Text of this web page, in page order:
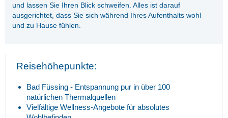
und lassen Sie Ihren Blick schweifen. Alles ist darauf
ausgerichtet, dass Sie sich während Ihres Aufenthalts wohl
und zu Hause fühlen.
Reisehöhepunkte:
Bad Füssing - Entspannung pur in über 100
natürlichen Thermalquellen
Vielfältige Wellness-Angebote für absolutes